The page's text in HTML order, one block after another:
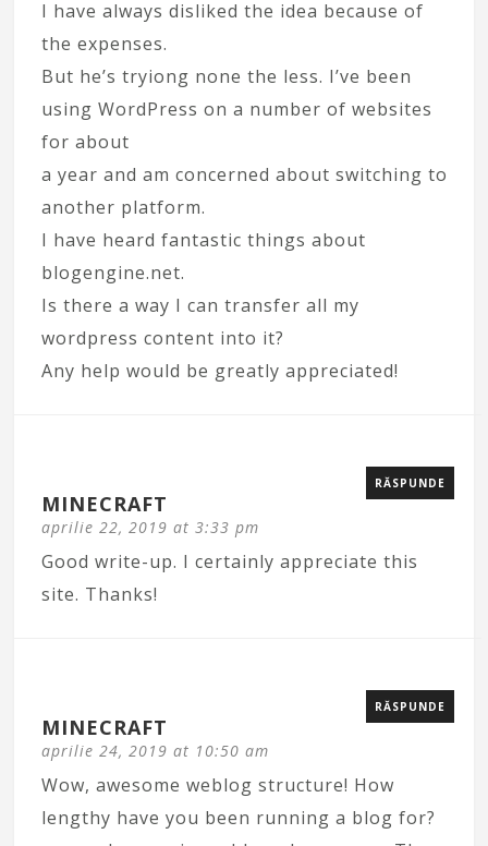
I have always disliked the idea because of
the expenses.
But he’s tryiong none the less. I’ve been
using WordPress on a number of websites
for about
a year and am concerned about switching to
another platform.
I have heard fantastic things about
blogengine.net.
Is there a way I can transfer all my
wordpress content into it?
Any help would be greatly appreciated!
MINECRAFT
aprilie 22, 2019 at 3:33 pm
RĂSPUNDE
Good write-up. I certainly appreciate this
site. Thanks!
MINECRAFT
aprilie 24, 2019 at 10:50 am
RĂSPUNDE
Wow, awesome weblog structure! How
lengthy have you been running a blog for?